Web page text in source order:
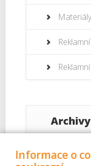
Archivy
Září
Informace o